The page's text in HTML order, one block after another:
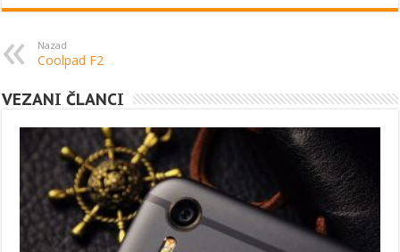
Nazad
Coolpad F2
VEZANI ČLANCI